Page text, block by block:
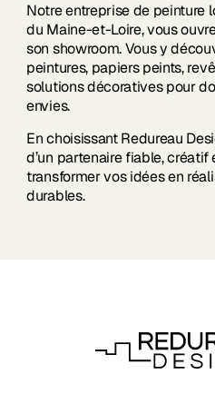
Notre entreprise de peinture
du Maine-et-Loire, vous
son showroom. Vous y
peintures, papiers peints,
solutions décoratives pour
envies.
En choisissant Redureau
d’un partenaire fiable,
transformer vos idées en
durables.